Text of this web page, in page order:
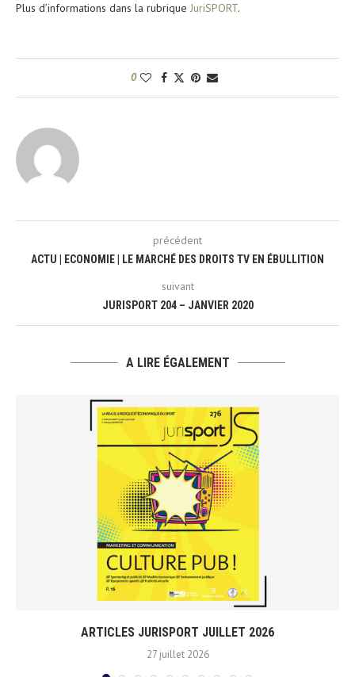
Plus d’informations dans la rubrique JuriSPORT.
0
précédent
ACTU | ECONOMIE | LE MARCHÉ DES DROITS TV EN ÉBULLITION
suivant
JURISPORT 204 – JANVIER 2020
A LIRE ÉGALEMENT
ARTICLES JURISPORT JUILLET 2026
27 juillet 2026